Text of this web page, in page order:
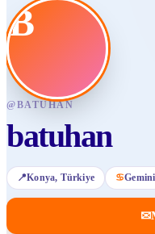
B
@BATUHAN
batuhan
📍Konya, Türkiye ♋Gemini
✉